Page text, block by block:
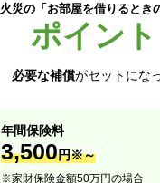
災の「お部屋を借りるとき
ポイント
必要な補償がセットにな
年間保険料
3,500円※～
※家財保険金額50万円の場合